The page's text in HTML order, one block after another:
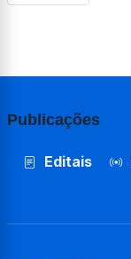
Publicações
Editais